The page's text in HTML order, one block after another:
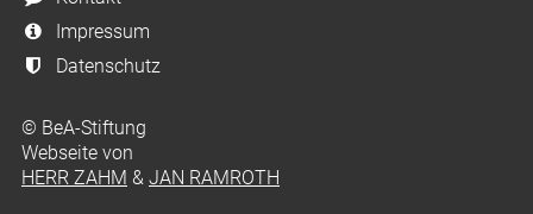
Impressum
Datenschutz
© BeA-Stiftung
Webseite von
HERR ZAHM & JAN RAMROTH